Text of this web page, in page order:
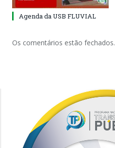
Agenda da USB FLUVIAL
Os comentários estão fechados.